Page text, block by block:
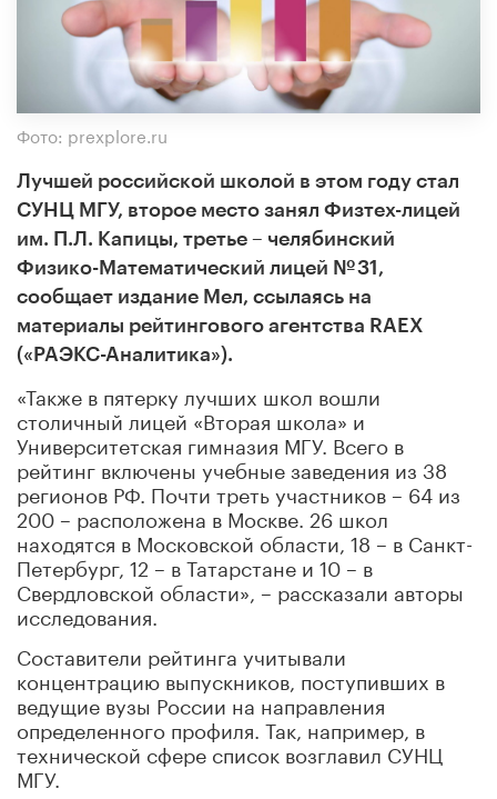
Фото: prexplore.ru
Л учшей российской школой в этом году стал
СУНЦ МГУ, второе место занял Физтех-лицей
им. П.Л. Капицы, третье – челябинский
Физико-Математический лицей № 31,
сообщает издание Мел, ссылаясь на
материалы рейтингового агентства RAEX
(«РАЭКС-Аналитика»).
«Также в пятерку лучших школ вошли
столичный лицей «Вторая школа» и
Университетская гимназия МГУ. Всего в
рейтинг включены учебные заведения из 38
регионов РФ. Почти треть участников – 64 из
200 – расположена в Москве. 26 школ
находятся в Московской области, 18 – в Санкт-
Петербург, 12 – в Татарстане и 10 – в
Свердловской области», – рассказали авторы
исследования.
Составители рейтинга учитывали
концентрацию выпускников, поступивших в
ведущие вузы России на направления
определенного профиля. Так, например, в
технической сфере список возглавил СУНЦ
МГУ.